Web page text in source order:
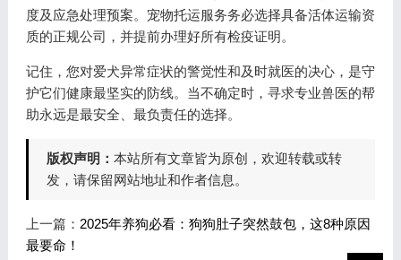
度及应急处理预案。宠物托运服务务必选择具备活体运输资
质的正规公司，并提前办理好所有检疫证明。
记住，您对爱犬异常症状的警觉性和及时就医的决心，是守
护它们健康最坚实的防线。当不确定时，寻求专业兽医的帮
助永远是最安全、最负责任的选择。
版权声明： 本站所有文章皆为原创，欢迎转载或转
发，请保留网站地址和作者信息。
上一篇： 2025年养狗必看：狗狗肚子突然鼓包，这8种原因
最要命！